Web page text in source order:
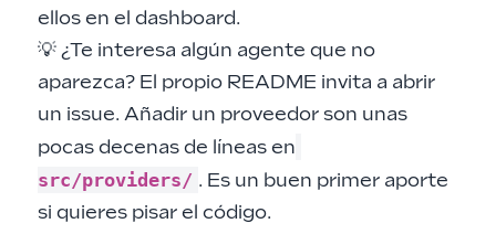
ellos en el dashboard.
💡 ¿Te interesa algún agente que no
aparezca? El propio README invita a abrir
un issue. Añadir un proveedor son unas
pocas decenas de líneas en
src/providers/ . Es un buen primer aporte
si quieres pisar el código.